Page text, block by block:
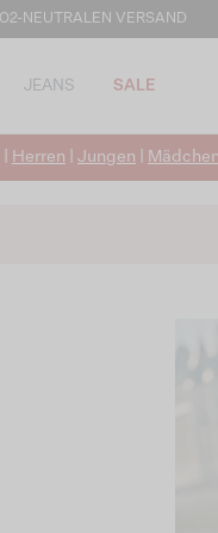
NEUTRALEN VERSAND
JEANS SALE
Herren Jungen